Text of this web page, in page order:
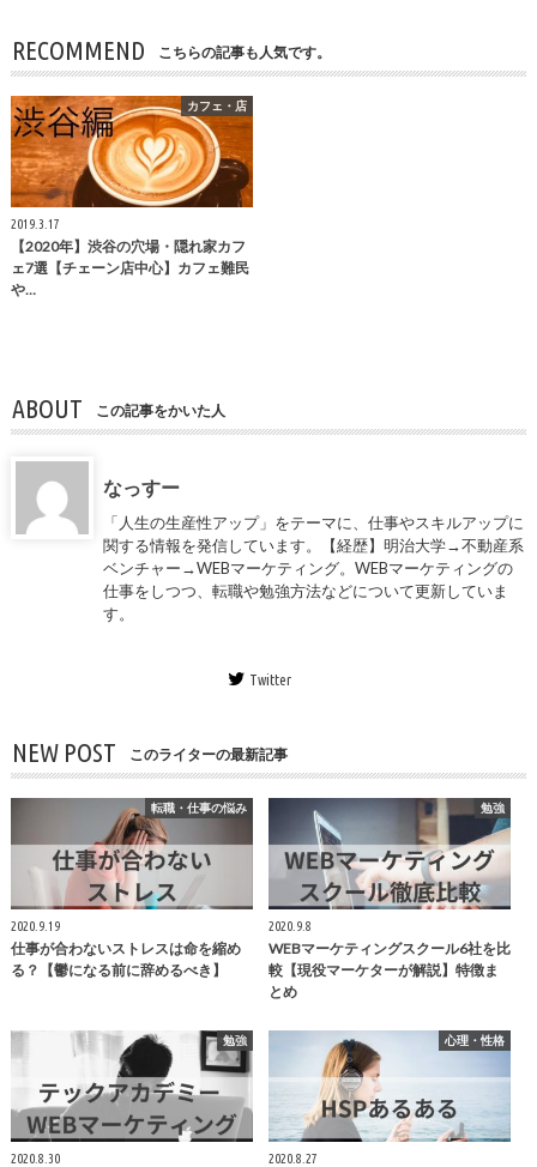
RECOMMEND こちらの記事も人気です。
カフェ・店
2019.3.17
【2020年】渋谷の穴場・隠れ家カフ
ェ7選【チェーン店中心】カフェ難民
や…
ABOUT この記事をかいた人
なっすー
「人生の生産性アップ」をテーマに、仕事やスキルアップに
関する情報を発信しています。【経歴】明治大学→不動産系
ベンチャー→WEBマーケティング。WEBマーケティングの
仕事をしつつ、転職や勉強方法などについて更新していま
す。
Twitter
NEW POST このライターの最新記事
転職・仕事の悩み
2020.9.19
仕事が合わないストレスは命を縮め
る？【鬱になる前に辞めるべき】
勉強
2020.9.8
WEBマーケティングスクール6社を比
較【現役マーケターが解説】特徴ま
とめ
勉強
2020.8.30
心理・性格
2020.8.27